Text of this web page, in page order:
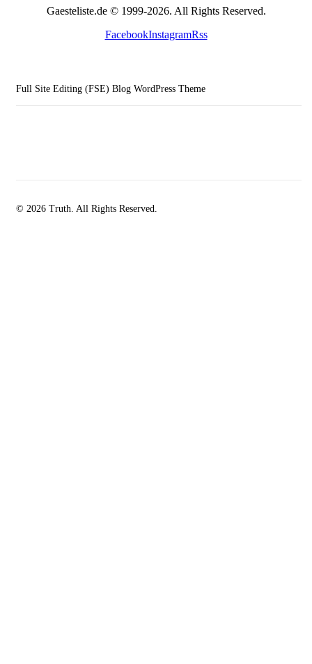
Gaesteliste.de © 1999-2026. All Rights Reserved.
FacebookInstagramRss
Full Site Editing (FSE) Blog WordPress Theme
© 2026 Truth. All Rights Reserved.